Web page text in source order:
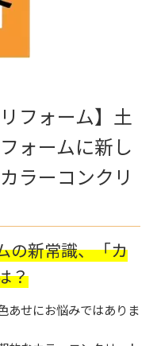
フォーム】土
ォームに新し
ラーコンクリ
の新常識、「カ
？
あせにお悩みではありま